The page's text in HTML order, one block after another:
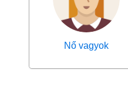
Nő vagyok